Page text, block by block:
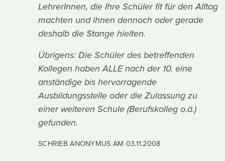
LehrerInnen, die Ihre Schüler fit für den Alltag
machten und ihnen dennoch oder gerade
deshalb die Stange hielten.
Übrigens: Die Schüler des betreffenden
Kollegen haben ALLE nach der 10. eine
anständige bis hervorragende
Ausbildungsstelle oder die Zulassung zu
einer weiteren Schule (Berufskolleg o.ä.)
gefunden.
SCHRIEB ANONYMUS AM 03.11.2008